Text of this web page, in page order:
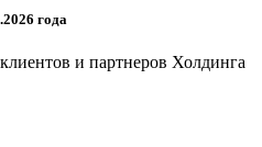
года
и партнеров Холдинга